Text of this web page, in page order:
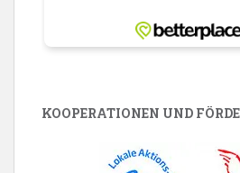
KOOPERATIONEN UND